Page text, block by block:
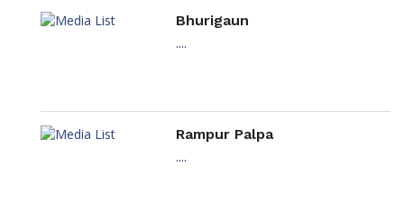
Bhurigaun
....
Rampur Palpa
....